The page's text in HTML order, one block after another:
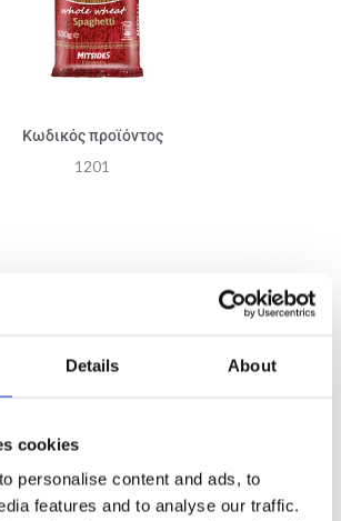
Details About
cookies
personalise content and ads, to
features and to analyse our traffic.
Κωδικός προϊόντος
1201
οποίων κορεσμένα: 0,3g)